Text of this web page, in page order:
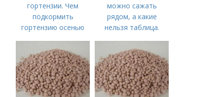
гортензии. Чем
подкормить
гортензию осенью
можно сажать
рядом, а какие
нельзя таблица.